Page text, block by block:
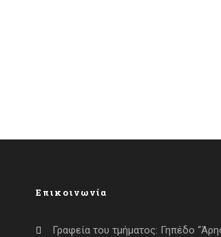
Επικοινωνία
Γραφεία του τμήματος: Γηπέδο